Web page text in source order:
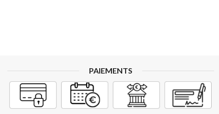
PAIEMENTS